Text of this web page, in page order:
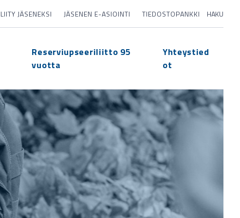
LIITY JÄSENEKSI JÄSENEN E-ASIOINTI TIEDOSTOPANKKI HAKU
Reserviupseeriliitto 95
vuotta
Yhteystied
ot